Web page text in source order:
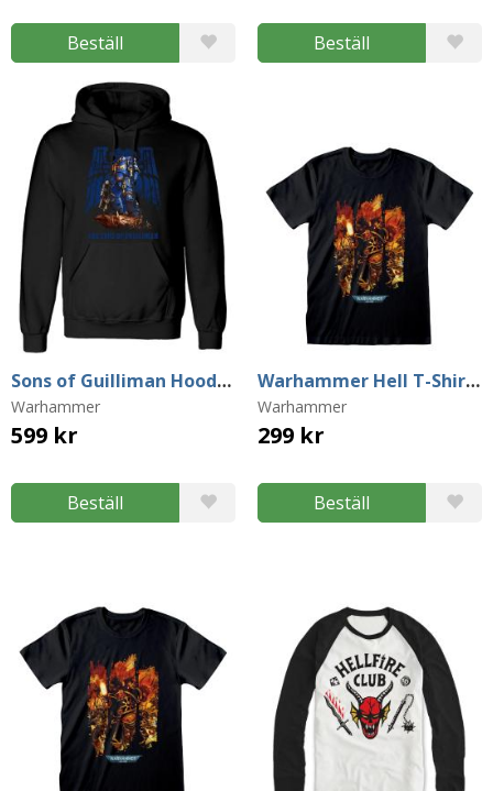
Beställ Beställ
Sons of Guilliman Hoodie (X-Large)
Warhammer
599 kr
Beställ
Warhammer Hell T-Shirt (Medium)
Warhammer
299 kr
Beställ